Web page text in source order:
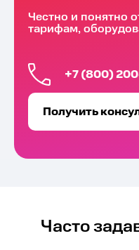
Честно и понятно
тарифам,
+7 (800)
Получить
Часто